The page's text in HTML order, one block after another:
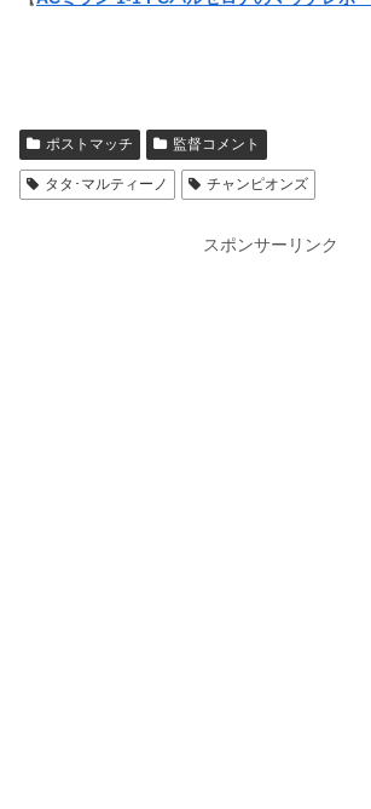
ポストマッチ 監督コメント
タタ･マルティーノ チャンピオンズ
スポンサーリンク